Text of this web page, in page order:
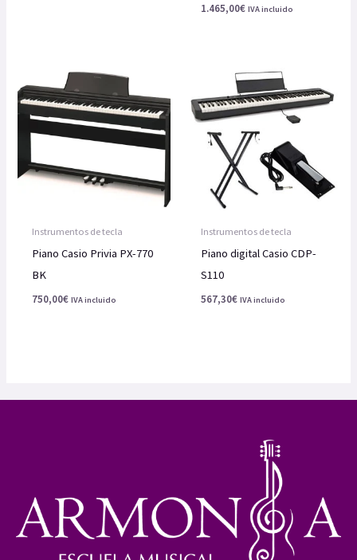
1.465,00€ IVA incluido
Instrumentos de tecla
Piano Casio Privia PX-770
BK
750,00€ IVA incluido
Instrumentos de tecla
Piano digital Casio CDP-
S110
567,30€ IVA incluido